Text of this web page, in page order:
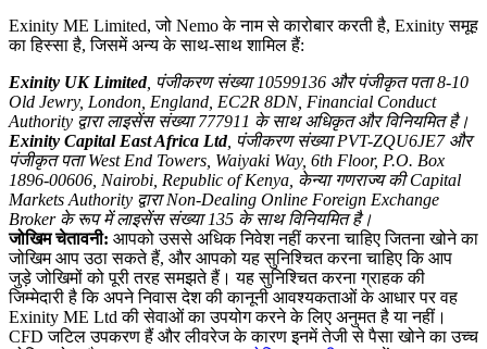
Exinity ME Limited, जो Nemo के नाम से कारोबार करती है, Exinity समूह
का हिस्सा है, जिसमें अन्य के साथ-साथ शामिल हैं:
Exinity UK Limited, पंजीकरण संख्या 10599136 और पंजीकृत पता 8-10
Old Jewry, London, England, EC2R 8DN, Financial Conduct
Authority द्वारा लाइसेंस संख्या 777911 के साथ अधिकृत और विनियमित है।
Exinity Capital East Africa Ltd, पंजीकरण संख्या PVT-ZQU6JE7 और
पंजीकृत पता West End Towers, Waiyaki Way, 6th Floor, P.O. Box
1896-00606, Nairobi, Republic of Kenya, केन्या गणराज्य की Capital
Markets Authority द्वारा Non-Dealing Online Foreign Exchange
Broker के रूप में लाइसेंस संख्या 135 के साथ विनियमित है।
जोखिम चेतावनी: आपको उससे अधिक निवेश नहीं करना चाहिए जितना खोने का
जोखिम आप उठा सकते हैं, और आपको यह सुनिश्चित करना चाहिए कि आप
जुड़े जोखिमों को पूरी तरह समझते हैं। यह सुनिश्चित करना ग्राहक की
जिम्मेदारी है कि अपने निवास देश की कानूनी आवश्यकताओं के आधार पर वह
Exinity ME Ltd की सेवाओं का उपयोग करने के लिए अनुमत है या नहीं।
CFD जटिल उपकरण हैं और लीवरेज के कारण इनमें तेजी से पैसा खोने का उच्च